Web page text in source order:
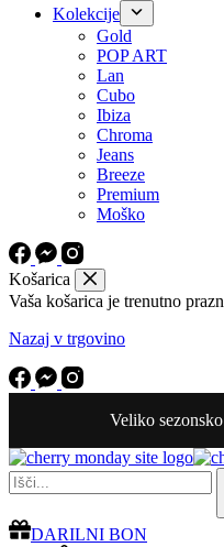
Kolekcije
Gold
POP ART
Lan
Cubo
Ibiza
Chroma
Jeans
Breeze
Premium
Moško
Košarica
Vaša košarica je trenutno
Nazaj v trgovino
Veliko
NoDARILNI BON